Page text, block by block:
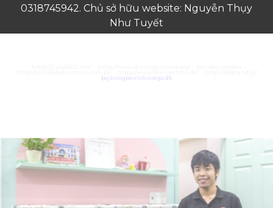
0318745942. Chủ sở hữu website: Nguyễn Thụy
Như Tuyết
psykologpernillezoega.dk